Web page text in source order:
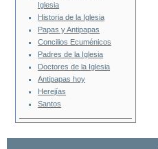
Iglesia
Historia de la Iglesia
Papas y Antipapas
Concilios Ecuménicos
Padres de la Iglesia
Doctores de la Iglesia
Antipapas hoy
Herejías
Santos